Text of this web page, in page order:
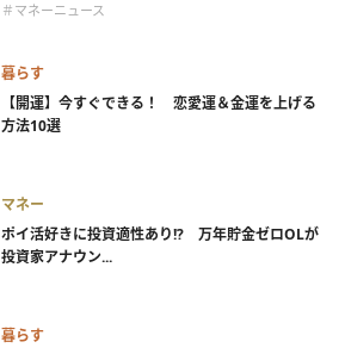
＃マネーニュース
暮らす
【開運】今すぐできる！ 恋愛運＆金運を上げる
方法10選
マネー
ポイ活好きに投資適性あり!? 万年貯金ゼロOLが
投資家アナウン...
暮らす